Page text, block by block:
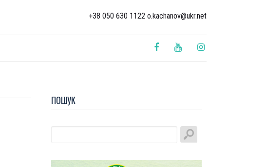
+38 050 630 1122 o.kachanov@ukr.net
ПОШУК